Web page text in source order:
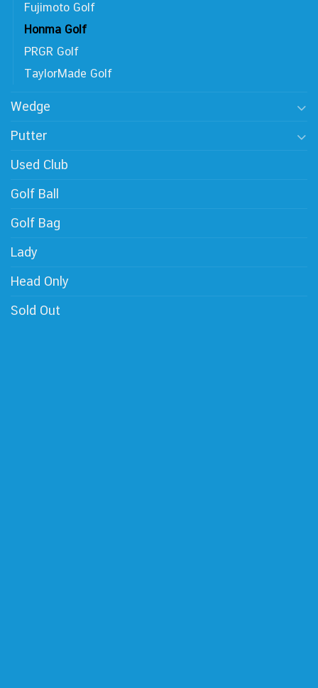
Fujimoto Golf
Honma Golf
PRGR Golf
TaylorMade Golf
Wedge
Putter
Used Club
Golf Ball
Golf Bag
Lady
Head Only
Sold Out